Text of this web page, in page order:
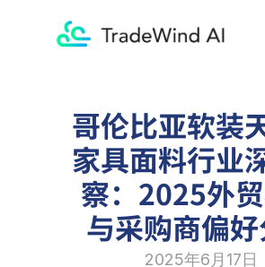
哥伦比亚软装
家具面料行业
察：2025外
与采购商偏
2025年6月17日